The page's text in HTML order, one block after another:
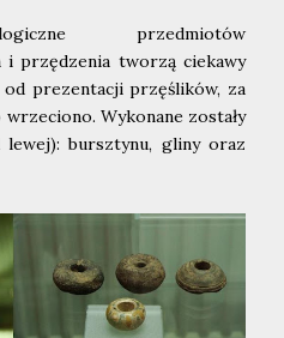
przedmiotów
i przędzenia tworzą ciekawy
prezentacji przęślików, za
Wykonane zostały
lewej): bursztynu, gliny oraz